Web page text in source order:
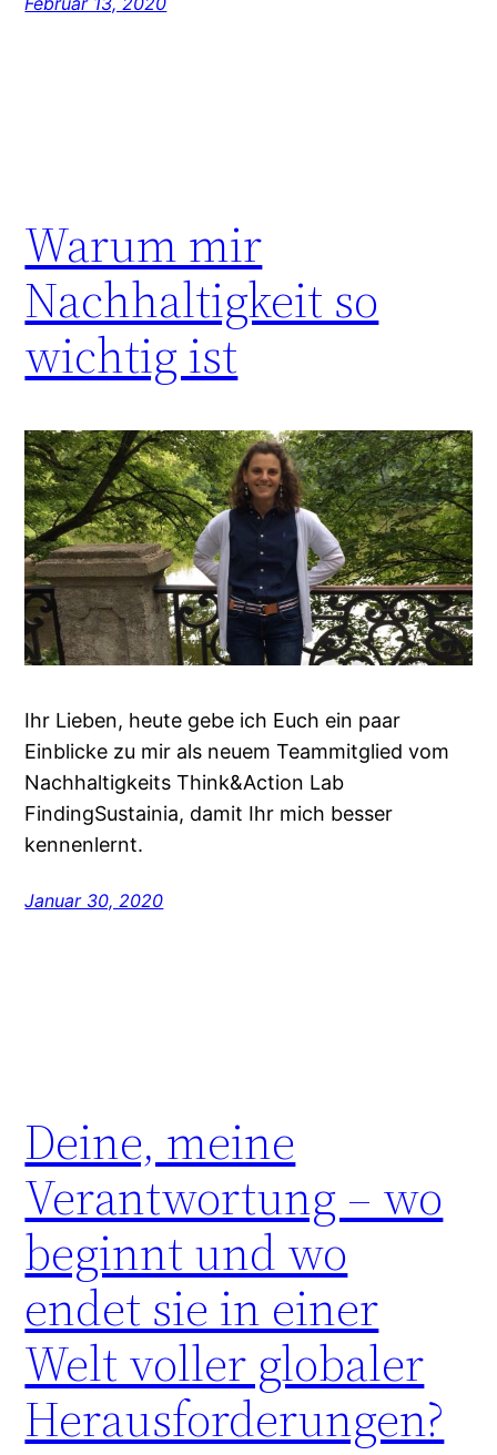
Warum mir
Nachhaltigkeit so
wichtig ist
Ihr Lieben, heute gebe ich Euch ein paar
Einblicke zu mir als neuem Teammitglied vom
Nachhaltigkeits Think&Action Lab
FindingSustainia, damit Ihr mich besser
kennenlernt.
Januar 30, 2020
Deine, meine
Verantwortung – wo
beginnt und wo
endet sie in einer
Welt voller globaler
Herausforderungen?